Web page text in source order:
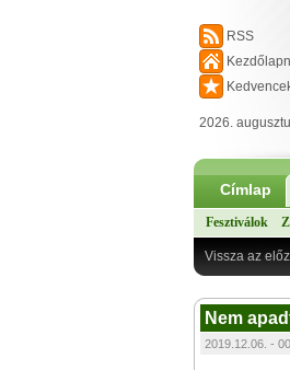
RSS
2026.
Címlap
Fesztiválok
Vissza az
Nem
2019.12.06. -